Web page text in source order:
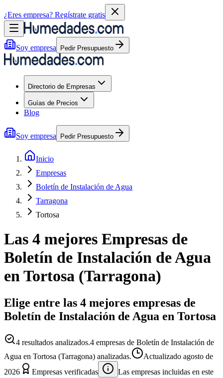
¿Eres empresa? Regístrate gratis
Soy empresa Pedir Presupuesto
Directorio de Empresas
Guías de Precios
Blog
Soy empresa Pedir Presupuesto
Inicio
Empresas
Boletín de Instalación de Agua
Tarragona
Tortosa
Las 4 mejores Empresas de
Boletín de Instalación de Agua
enTortosa (Tarragona)
Elige entre las 4 mejores empresas de
Boletín de Instalación de Agua en Tortosa
4 resultados analizados.4 empresas de Boletín de Instalación de
Agua en Tortosa (Tarragona) analizadas.
Actualizado agosto de
2026
Empresas verificadas
Las empresas incluidas en este